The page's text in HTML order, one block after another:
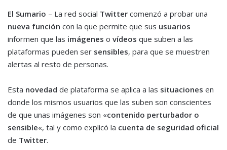
El Sumario – La red social Twitter comenzó a probar una
nueva función con la que permite que sus usuarios
informen que las imágenes o vídeos que suben a las
plataformas pueden ser sensibles, para que se muestren
alertas al resto de personas.
Esta novedad de plataforma se aplica a las situaciones en
donde los mismos usuarios que las suben son conscientes
de que unas imágenes son «contenido perturbador o
sensible«, tal y como explicó la cuenta de seguridad oficial
de Twitter.